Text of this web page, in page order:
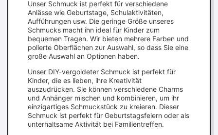
Unser Schmuck ist perfekt für verschiedene
Anlässe wie Geburtstage, Schulaktivitäten,
Aufführungen usw. Die geringe Größe unseres
Schmucks macht ihn ideal für Kinder zum
bequemen Tragen. Wir bieten mehrere Farben und
polierte Oberflächen zur Auswahl, so dass Sie eine
große Auswahl an Optionen haben.
Unser DIY-vergoldeter Schmuck ist perfekt für
Kinder, die es lieben, ihre Kreativität
auszudrücken. Sie können verschiedene Charms
und Anhänger mischen und kombinieren, um ihr
einzigartiges Schmuckstück zu kreieren. Dieser
Schmuck ist perfekt für Geburtstagsfeiern oder als
unterhaltsame Aktivität bei Familientreffen.